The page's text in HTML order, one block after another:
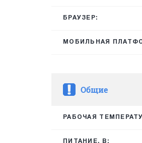
БРАУЗЕР:
МОБИЛЬНАЯ
Общие
РАБОЧАЯ
ПИТАНИЕ, В: